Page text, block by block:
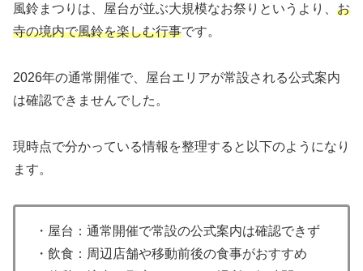
風鈴まつりは、屋台が並ぶ大規模なお祭りというより、 お
寺の境内で風鈴を楽しむ行事です。
2026年の通常開催で、屋台エリアが常設される公式案内
は確認できませんでした。
現時点で分かっている情報を整理すると以下のようになり
ます。
・屋台：通常開催で常設の公式案内は確認できず
・飲食：周辺店舗や移動前後の食事がおすすめ